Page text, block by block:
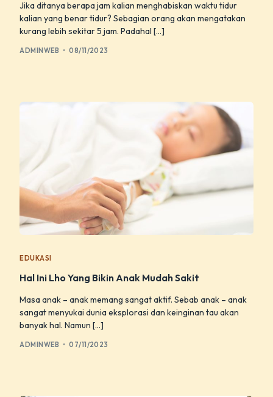
Jika ditanya berapa jam kalian menghabiskan waktu tidur
kalian yang benar tidur? Sebagian orang akan mengatakan
kurang lebih sekitar 5 jam. Padahal […]
ADMINWEB 08/11/2023
EDUKASI
Hal Ini Lho Yang Bikin Anak Mudah Sakit
Masa anak – anak memang sangat aktif. Sebab anak – anak
sangat menyukai dunia eksplorasi dan keinginan tau akan
banyak hal. Namun […]
ADMINWEB 07/11/2023